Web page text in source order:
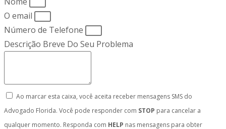
O email
Número de Telefone
Descrição Breve Do Seu Problema
Ao marcar esta caixa, você aceita receber mensagens SMS do
Advogado Florida. Você pode responder com STOP para cancelar a
qualquer momento. Responda com HELP nas mensagens para obter